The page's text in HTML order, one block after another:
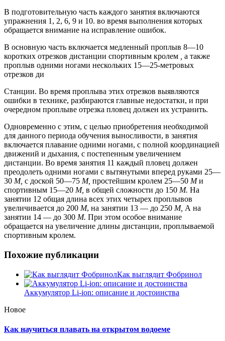
В подготовительную часть каждого занятия включаются
упражнения 1, 2, 6, 9 и 10. во время выполнения которых
обращается внимание на исправление ошибок.
В основную часть включается медленный проплыв 8—10
коротких отрезков дистанции спортивным кролем , а также
проплыв одними ногами нескольких 15—25-метровых
отрезков ди
Станции. Во время проплыва этих отрезков выявляются
ошибки в технике, разбираются главные недостатки, и при
очередном проплыве отрезка пловец должен их устранить.
Одновременно с этим, с целью приобретения необходимой
для данного периода обучения выносливости, в занятия
включается плавание одними ногами, с полной координацией
движений и дыхания, с постепенным увеличением
дистанции. Во время занятия 11 каждый пловец должен
преодолеть одними ногами с вытянутыми вперед руками 25—
30 М, с доской 50—75 М, простейшим кролем 25—50 Ми
спортивным 15—20 М, в общей сложности до 150 М. На
занятии 12 общая длина всех этих четырех проплывов
увеличивается до 200 М, на занятии 13 — до 250 М, А на
занятии 14 — до 300 М. При этом особое внимание
обращается на увеличение длины дистанции, проплываемой
спортивным кролем.
Похожие публикации
Как выглядит Фобринол
Аккумулятор Li-ion: описание и достоинства
Новое
Как научиться плавать на открытом водоеме